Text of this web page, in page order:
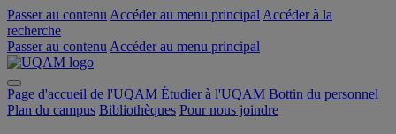
Passer au contenu Accéder au menu principal Accéder à la
recherche
Passer au contenu Accéder au menu principal
Page d'accueil de l'UQAM Étudier à l'UQAM Bottin du personnel
Plan du campus Bibliothèques Pour nous joindre